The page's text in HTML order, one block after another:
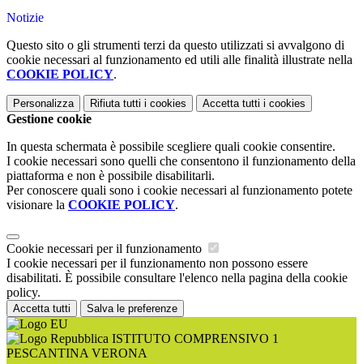
Notizie
Questo sito o gli strumenti terzi da questo utilizzati si avvalgono di
cookie necessari al funzionamento ed utili alle finalità illustrate nella
COOKIE POLICY.
Personalizza Rifiuta tutti i cookies Accetta tutti i cookies
Gestione cookie
In questa schermata è possibile scegliere quali cookie consentire.
I cookie necessari sono quelli che consentono il funzionamento della
piattaforma e non è possibile disabilitarli.
Per conoscere quali sono i cookie necessari al funzionamento potete
visionare la COOKIE POLICY.
Cookie necessari per il funzionamento
I cookie necessari per il funzionamento non possono essere
disabilitati. È possibile consultare l'elenco nella pagina della cookie
policy.
Accetta tutti Salva le preferenze
ISTITUTO COMPRENSIVO 1
PESCANTINA VERONA